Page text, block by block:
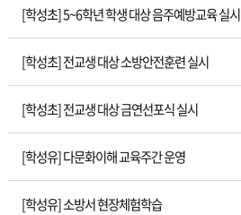
[학성초] 5~6학년 학생 대상 음주예방교육 실시
[학성초] 전교생 대상 소방안전훈련 실시
[학성초] 전교생 대상 금연선포식 실시
[학성유] 다문화이해 교육주간 운영
[학성유] 소방서 현장체험학습